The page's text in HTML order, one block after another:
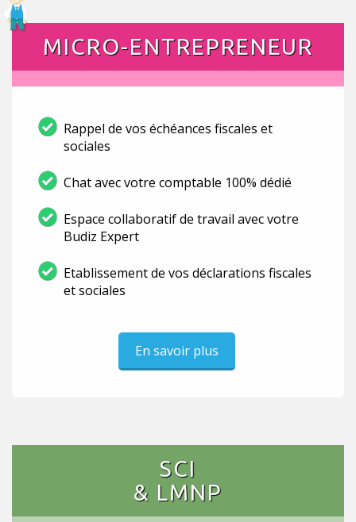
MICRO-ENTREPRENEUR
Rappel de vos échéances fiscales et
sociales
Chat avec votre comptable 100% dédié
Espace collaboratif de travail avec votre
Budiz Expert
Etablissement de vos déclarations fiscales
et sociales
En savoir plus
SCI
& LMNP